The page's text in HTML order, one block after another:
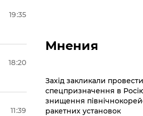
19:35
18:20
11:39
Мнения
​Захід закликали
спецпризначення в
знищення
ракетних установок